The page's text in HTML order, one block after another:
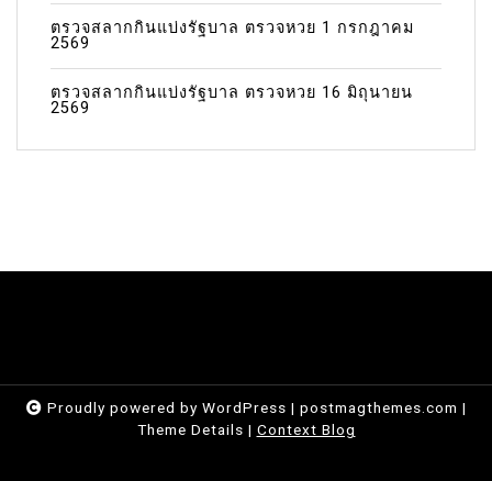
ตรวจสลากกินแบ่งรัฐบาล ตรวจหวย 1 กรกฎาคม
2569
ตรวจสลากกินแบ่งรัฐบาล ตรวจหวย 16 มิถุนายน
2569
Proudly powered by WordPress | postmagthemes.com |
Theme Details | Context Blog